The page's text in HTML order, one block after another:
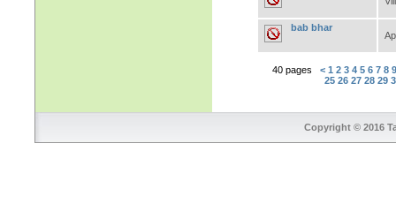
bab bhar
40 pages < 1 2 3 4 5 6 7 8
25 26 27 28 29
Copyright © 2016